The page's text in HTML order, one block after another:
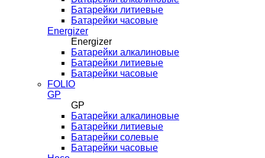
Батарейки литиевые
Батарейки часовые
Energizer
Energizer
Батарейки алкалиновые
Батарейки литиевые
Батарейки часовые
FOLIO
GP
GP
Батарейки алкалиновые
Батарейки литиевые
Батарейки солевые
Батарейки часовые